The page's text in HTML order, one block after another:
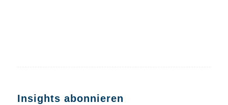
Insights abonnieren